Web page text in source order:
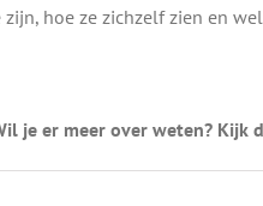
hoe ze zichzelf zien en
je er meer over weten? Kijk